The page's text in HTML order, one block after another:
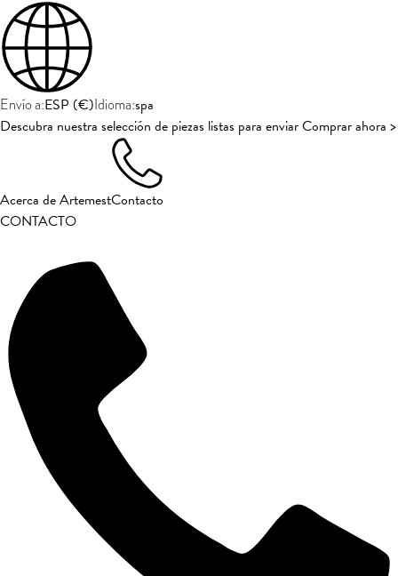
Envío a:ESP (€)Idioma:spa
Descubra nuestra selección de piezas listas para enviar Comprar ahora >
Acerca de ArtemestContacto
CONTACTO